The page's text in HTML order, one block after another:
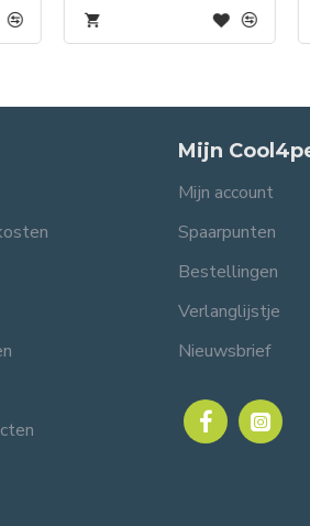
Mijn
Mijn account
Spaarpunten
Bestellingen
Verlanglijstje
Nieuwsbrief